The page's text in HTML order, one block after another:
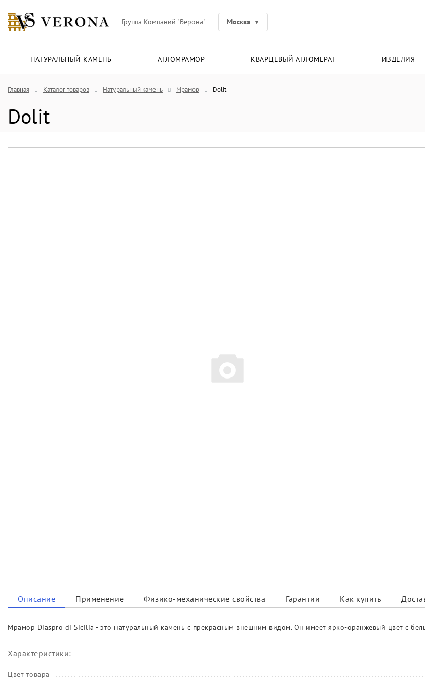
Группа Компаний "Верона" Москва
НАТУРАЛЬНЫЙ КАМЕНЬ АГЛОМРАМОР КВАРЦЕВЫЙ АГЛОМЕРАТ ИЗДЕЛИЯ
Главная Каталог товаров Натуральный камень Мрамор Dolit
Dolit
Описание Применение Физико-механические свойства Гарантии Как купить
Мрамор Diaspro di Sicilia - это натуральный камень с прекрасным внешним видом. Он имеет ярко-оранжевый цвет с
Характеристики:
Цвет товара